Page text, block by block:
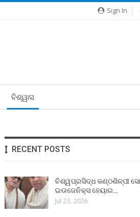
Sign In
ବିଶ୍ୱାସ
RECENT POSTS
ବିଶ୍ୱପ୍ରସିଦ୍ଧ କଣ୍ଠଶିଳ୍ପୀ
ଇଉଜେନିକ୍ସ ହେୟାର…
Jul 23, 2026